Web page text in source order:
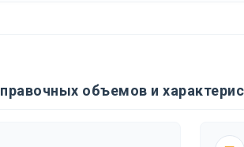
объемов и